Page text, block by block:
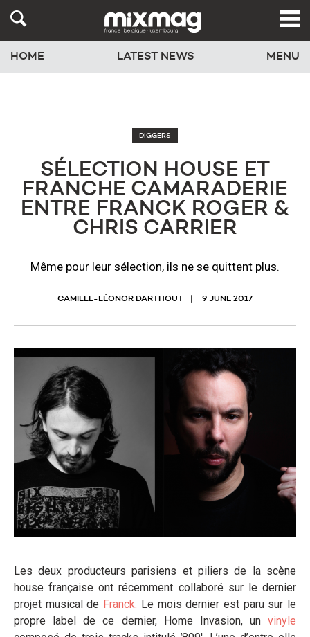
HOME LATEST NEWS MENU
DIGGERS
SÉLECTION HOUSE ET
FRANCHE CAMARADERIE
ENTRE FRANCK ROGER &
CHRIS CARRIER
Même pour leur sélection, ils ne se quittent plus.
CAMILLE-LÉONOR DARTHOUT 9 JUNE 2017
Les deux producteurs parisiens et piliers de la scène
house française ont récemment collaboré sur le dernier
projet musical de Franck. Le mois dernier est paru sur le
propre label de ce dernier, Home Invasion, un vinyle